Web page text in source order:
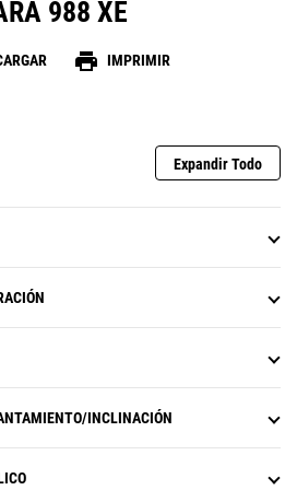
reducido.
superior del varillaje.
988 XE
print IMPRIMIR
Expandir Todo
INCLINACIÓN